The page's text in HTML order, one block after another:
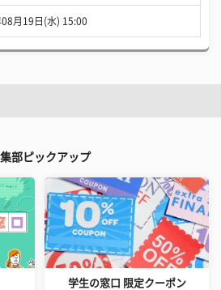
月19日(水) 15:00
部ピックアップ
学生の窓口 限定クーポン